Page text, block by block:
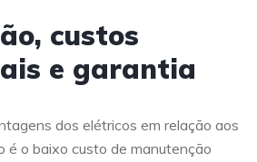
custos
e garantia
dos elétricos em relação aos
é o baixo custo de manutenção